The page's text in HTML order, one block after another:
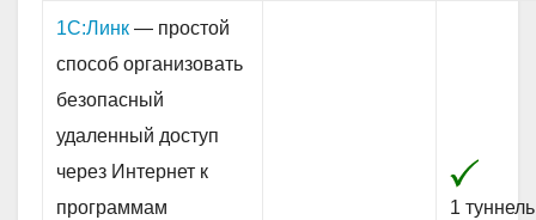
1С:Линк — простой
способ организовать
безопасный
удаленный доступ
через Интернет к
программам
1 туннель